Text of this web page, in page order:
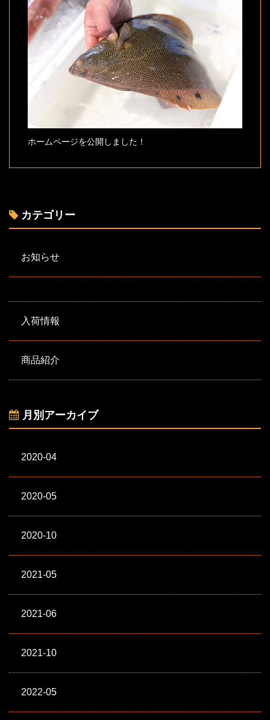
ホームページを公開しました！
カテゴリー
お知らせ
入荷情報
商品紹介
月別アーカイブ
2020-04
2020-05
2020-10
2021-05
2021-06
2021-10
2022-05